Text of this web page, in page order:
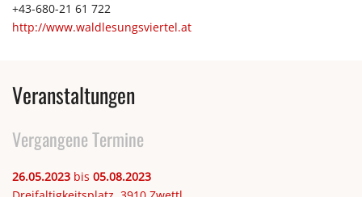
+43-680-21 61 722
http://www.waldlesungsviertel.at
Veranstaltungen
Vergangene Termine
26.05.2023 bis 05.08.2023